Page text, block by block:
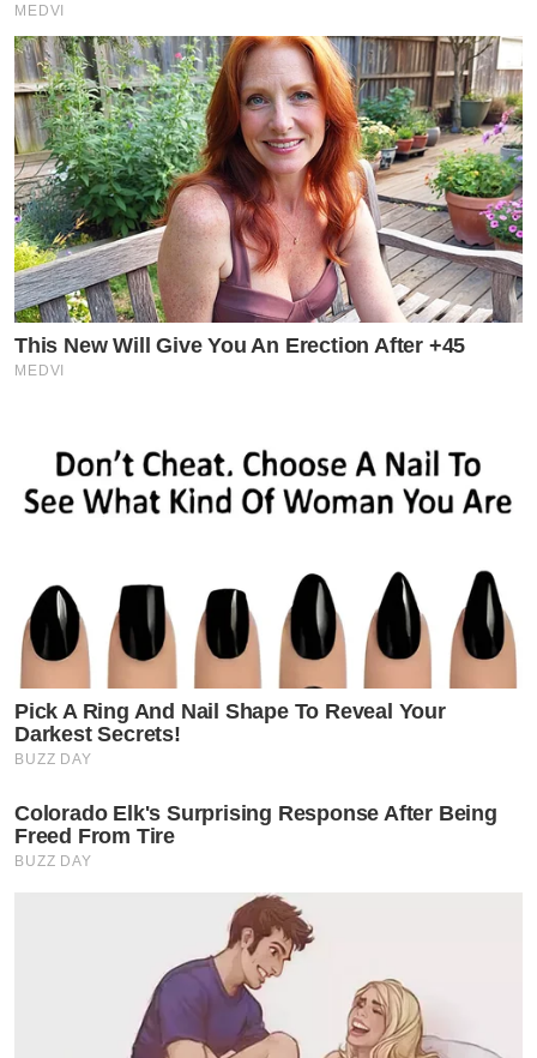
MEDVI
This New Will Give You An Erection After +45
MEDVI
Pick A Ring And Nail Shape To Reveal Your
Darkest Secrets!
BUZZ DAY
Colorado Elk's Surprising Response After Being
Freed From Tire
BUZZ DAY